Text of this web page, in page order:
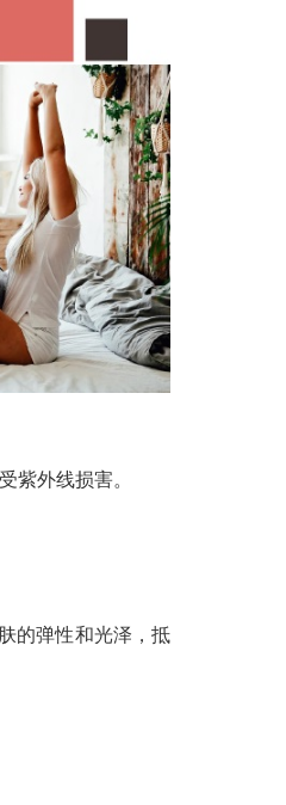
外线损害。
的弹性和光泽，抵